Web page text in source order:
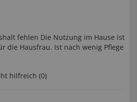
fehlen Die Nutzung im Hause ist
die Hausfrau. Ist nach wenig Pflege
hilfreich (0)